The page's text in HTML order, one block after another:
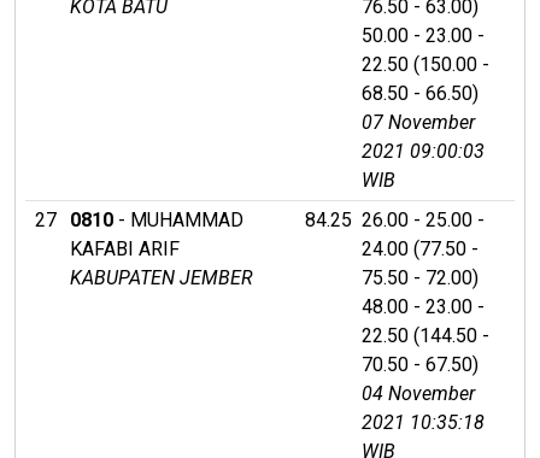
KOTA BATU
76.50 - 63.00)
50.00 - 23.00 -
22.50 (150.00 -
68.50 - 66.50)
07 November
2021 09:00:03
WIB
27
0810 - MUHAMMAD
KAFABI ARIF
KABUPATEN JEMBER
84.25 26.00 - 25.00 -
24.00 (77.50 -
75.50 - 72.00)
48.00 - 23.00 -
22.50 (144.50 -
70.50 - 67.50)
04 November
2021 10:35:18
WIB